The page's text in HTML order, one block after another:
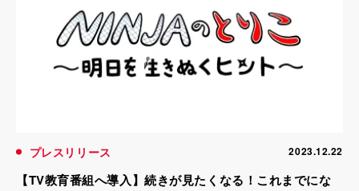
プレスリリース 2023.12.22
【TV教育番組へ導入】続きが見たくなる！これまでにな